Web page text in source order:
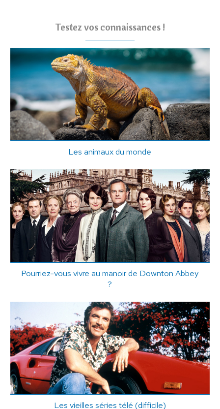
Testez vos connaissances !
Les animaux du monde
Pourriez-vous vivre au manoir de Downton Abbey
?
Les vieilles séries télé (difficile)